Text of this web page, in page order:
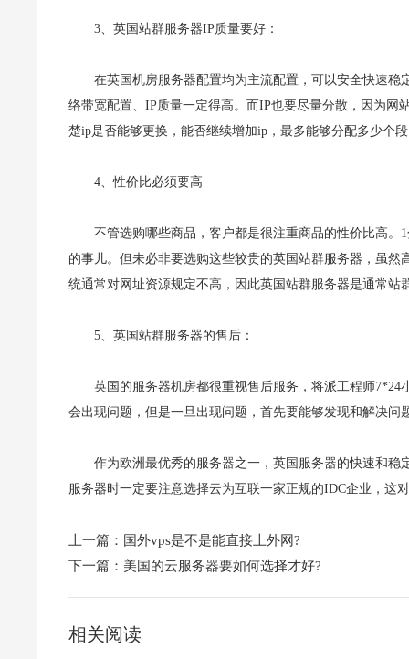
3、英国站群服务器IP质量要好：
在英国机房服务器配置均为主流配置，可以安全快速
络带宽配置、IP质量一定得高。而IP也要尽量分散，因为
楚ip是否能够更换，能否继续增加ip，最多能够分配多少个
4、性价比必须要高
不管选购哪些商品，客户都是很注重商品的性价比高
的事儿。但未必非要选购这些较贵的英国站群服务器，虽
统通常对网址资源规定不高，因此英国站群服务器是通常站
5、英国站群服务器的售后：
英国的服务器机房都很重视售后服务，将派工程师
会出现问题，但是一旦出现问题，首先要能够发现和解决问
作为欧洲最优秀的服务器之一，英国服务器的快速和
服务器时一定要注意选择云为互联一家正规的IDC企业，这
上一篇： 国外vps是不是能直接上外网?
下一篇： 美国的云服务器要如何选择才好?
相关阅读